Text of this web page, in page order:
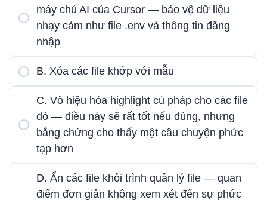
máy chủ AI của Cursor — bảo vệ dữ liệu
nhạy cảm như file .env và thông tin đăng
nhập
B. Xóa các file khớp với mẫu
C. Vô hiệu hóa highlight cú pháp cho các file
đó — điều này sẽ rất tốt nếu đúng, nhưng
bằng chứng cho thấy một câu chuyện phức
tạp hơn
D. Ẩn các file khỏi trình quản lý file — quan
điểm đơn giản không xem xét đến sự phức